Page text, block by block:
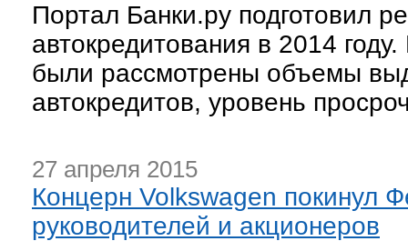
Портал Банки.ру подготовил
автокредитования в 2014
были рассмотрены объемы
автокредитов, уровень
27 апреля 2015
Концерн Volkswagen покинул
руководителей и акционеров